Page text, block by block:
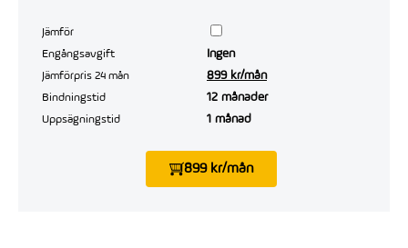
Jämför
Engångsavgift
Ingen
Jämförpris 24 mån 899 kr/mån
Bindningstid 12 månader
Uppsägningstid 1 månad
899 kr/mån